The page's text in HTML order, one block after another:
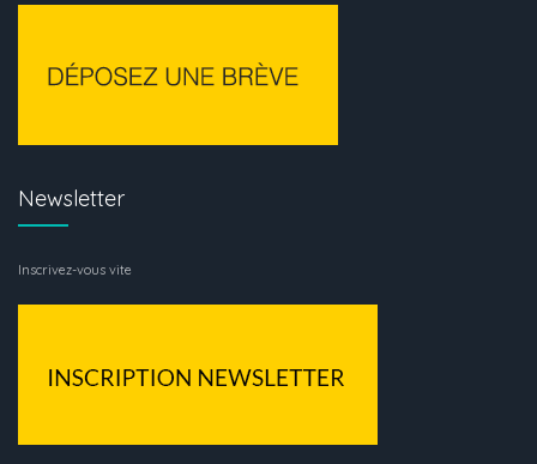
Newsletter
Inscrivez-vous vite